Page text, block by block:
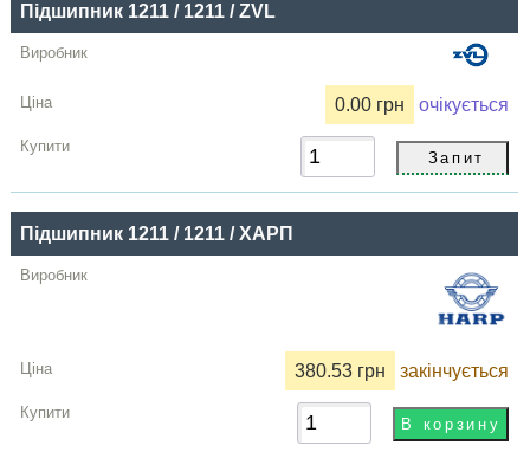
Купити
Підшипник 1211 / 1211 / ZVL
0.00 грн очікується
Підшипник 1211 / 1211 / ХАРП
380.53 грн закінчується